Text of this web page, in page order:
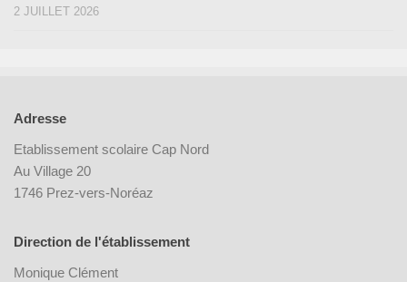
2 JUILLET 2026
Adresse
Etablissement scolaire Cap Nord
Au Village 20
1746 Prez-vers-Noréaz
Direction de l'établissement
Monique Clément